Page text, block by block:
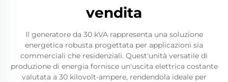
vendita
Il generatore da 30 kVA rappresenta una soluzione
energetica robusta progettata per applicazioni sia
commerciali che residenziali. Quest'unità versatile di
produzione di energia fornisce un'uscita elettrica costante
valutata a 30 kilovolt-ampere, rendendola ideale per